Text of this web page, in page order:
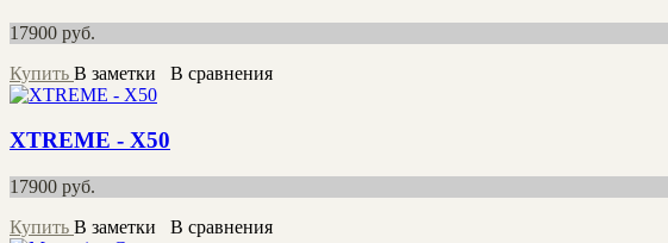
17900 руб.
Купить В заметки В сравнения
XTREME - X50
17900 руб.
Купить В заметки В сравнения